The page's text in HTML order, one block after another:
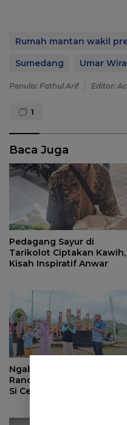
Rumah mantan wakil
Sumedang
Umar
Penulis: Fathul Arif Editor:
1
Baca Juga
Pedagang Sayur di
Tarikolot Ciptakan Kawih,
Kisah Inspiratif Anwar
Ngabuburit di Geoteater
Rancakalong Sumedang,
Si Cepot Hidupkan